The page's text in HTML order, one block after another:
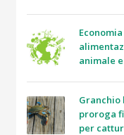
animale
Granchio
proroga
per